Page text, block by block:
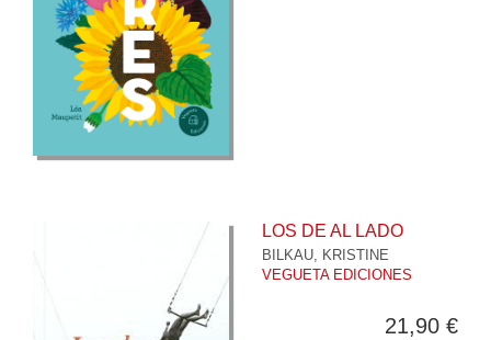
LOS DE AL LADO
BILKAU, KRISTINE
VEGUETA EDICIONES
21,90 €